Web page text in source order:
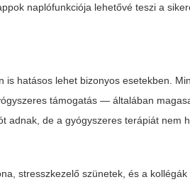
naplófunkciója lehetővé teszi a
hatásos lehet bizonyos esetekben.
támogatás — általában
adnak, de a gyógyszeres terápiát nem
stresszkezelő szünetek, és a